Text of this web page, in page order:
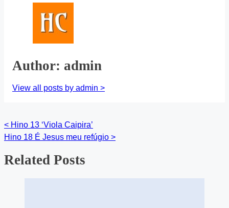
Author: admin
View all posts by admin >
Posts
< Hino 13 ‘Viola Caipira’
Hino 18 É Jesus meu refúgio >
Related Posts